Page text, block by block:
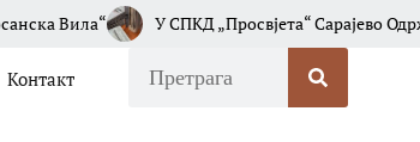
У СПКД „Просвјета“ Сарајево Одржана
Контакт